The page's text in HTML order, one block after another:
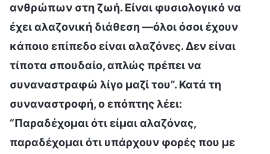
ανθρώπων στη ζωή. Είναι φυσιολογικό να
έχει αλαζονική διάθεση —όλοι όσοι έχουν
κάποιο επίπεδο είναι αλαζόνες. Δεν είναι
τίποτα σπουδαίο, απλώς πρέπει να
συναναστραφώ λίγο μαζί του”. Κατά τη
συναναστροφή, ο επόπτης λέει:
“Παραδέχομαι ότι είμαι αλαζόνας,
παραδέχομαι ότι υπάρχουν φορές που με